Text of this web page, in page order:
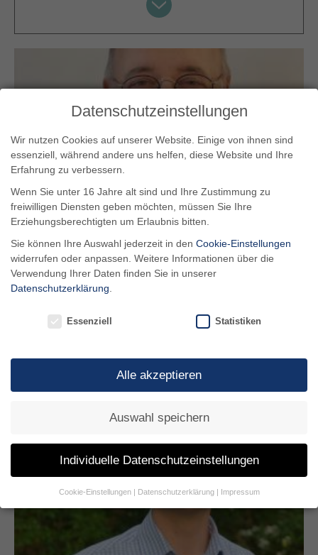
Dr. med. Klaus-Jürgen Lindstedt
Arzt für Psychosomatische Medizin und
Psychotherapie - Psychoanalyse
Datenschutzeinstellungen
Wir nutzen Cookies auf unserer Website. Einige von ihnen sind
essenziell, während andere uns helfen, diese Website und Ihre
Erfahrung zu verbessern.
Wenn Sie unter 16 Jahre alt sind und Ihre Zustimmung zu
freiwilligen Diensten geben möchten, müssen Sie Ihre
Erziehungsberechtigten um Erlaubnis bitten.
Sie können Ihre Auswahl jederzeit in den Cookie-Einstellungen
widerrufen oder anpassen. Weitere Informationen über die
Verwendung Ihrer Daten finden Sie in unserer
Datenschutzerklärung
Essenziell Statistiken
Alle akzeptieren
Auswahl speichern
Individuelle Datenschutzeinstellungen
Cookie-Einstellungen Datenschutzerklärung Impressum